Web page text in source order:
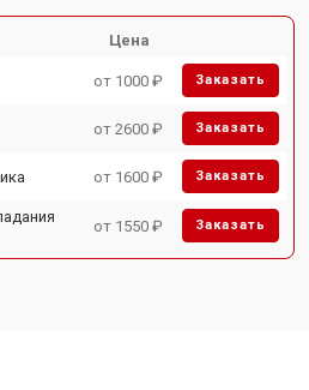
Цена
от 1000 ₽ Заказать
от 2600 ₽ Заказать
от 1600 ₽ Заказать
от 1550 ₽ Заказать